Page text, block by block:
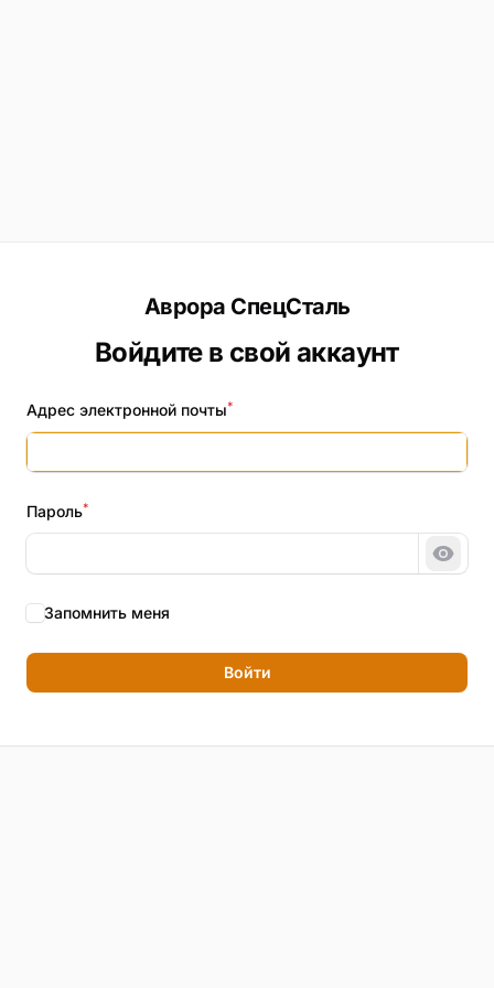
Аврора СпецСталь
Войдите в свой аккаунт
Адрес электронной почты*
Пароль*
Запомнить меня
Войти